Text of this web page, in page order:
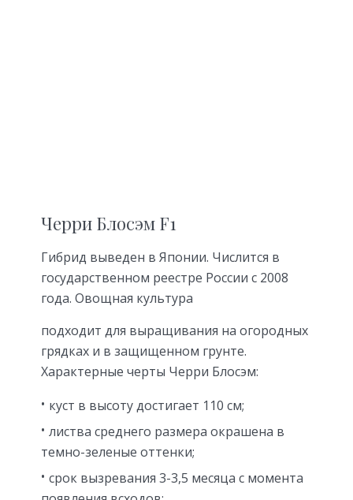
Черри Блосэм F1
Гибрид выведен в Японии. Числится в
государственном реестре России с 2008
года. Овощная культура
подходит для выращивания на огородных
грядках и в защищенном грунте.
Характерные черты Черри Блосэм:
куст в высоту достигает 110 см;
листва среднего размера окрашена в
темно-зеленые оттенки;
срок вызревания 3-3,5 месяца с момента